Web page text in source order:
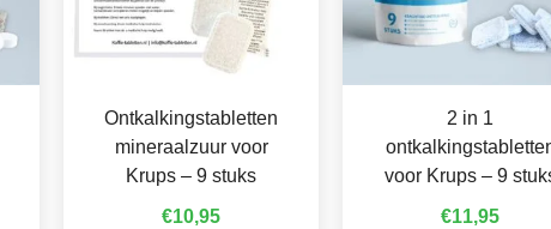
Ontkalkingstabletten
mineraalzuur voor
Krups – 9 stuks
€10,95
2 in 1
voor Krups – 9
€11,95